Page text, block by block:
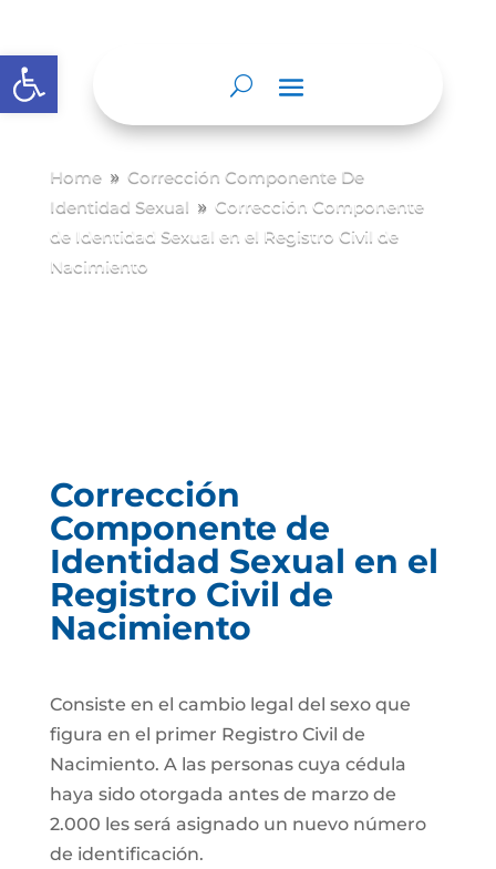
Abrir barra de herramientas
Home 9 Corrección Componente De
Identidad Sexual 9 Corrección Componente
de Identidad Sexual en el Registro Civil de
Nacimiento
Corrección
Componente de
Identidad Sexual en el
Registro Civil de
Nacimiento
Consiste en el cambio legal del sexo que
figura en el primer Registro Civil de
Nacimiento. A las personas cuya cédula
haya sido otorgada antes de marzo de
2.000 les será asignado un nuevo número
de identificación.